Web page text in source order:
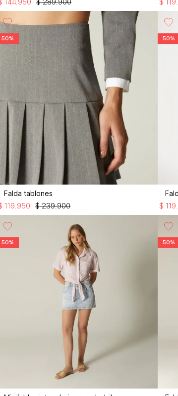
50%
Falda tablones
$ 239.900
119.950
50%
$ 119.
50% 50%